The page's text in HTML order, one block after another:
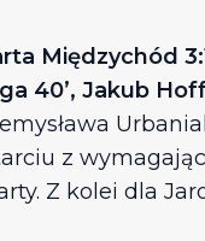
Międzychód
40’, Jakub
z
Z kolei dla